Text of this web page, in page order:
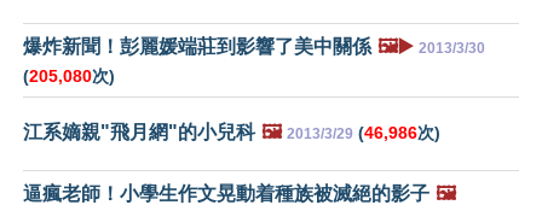
爆炸新聞！彭麗媛端莊到影響了美中關係 🖼️▶️ 2013/3/30
(205,080次)
江系嫡親"飛月網"的小兒科 🖼️ 2013/3/29 (46,986次)
逼瘋老師！小學生作文晃動着種族被滅絕的影子 🖼️